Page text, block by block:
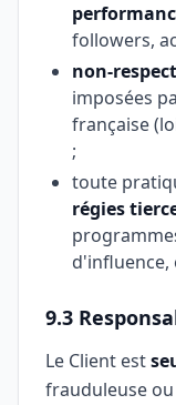
followers,
non-
imposées
française
;
toute
régies
d'influence,
9.3
Le Client est
frauduleuse